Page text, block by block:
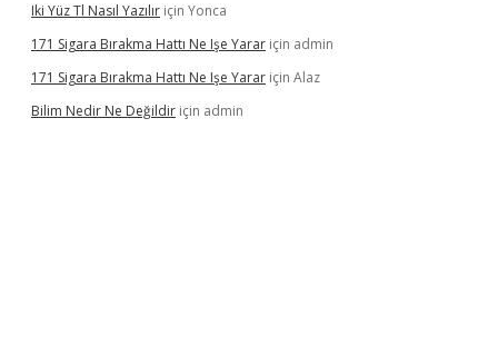
Iki Yüz Tl Nasıl Yazılır için Yonca
171 Sigara Bırakma Hattı Ne Işe Yarar için admin
171 Sigara Bırakma Hattı Ne Işe Yarar için Alaz
Bilim Nedir Ne Değildir için admin